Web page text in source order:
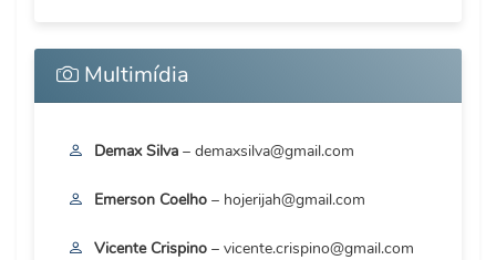
Multimídia
Demax Silva – demaxsilva@gmail.com
Emerson Coelho – hojerijah@gmail.com
Vicente Crispino – vicente.crispino@gmail.com